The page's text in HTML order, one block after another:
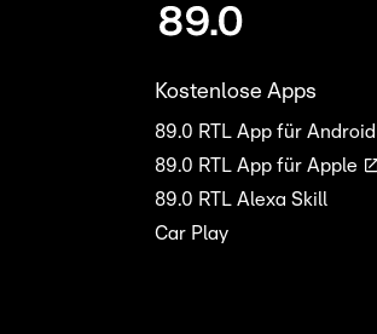
Kostenlose Apps
89.0 RTL App für Android
89.0 RTL App für Apple
89.0 RTL Alexa Skill
Car Play